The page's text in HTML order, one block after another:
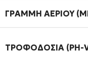
ΓΡΑΜΜΉ ΑΕΡΊΟΥ
ΤΡΟΦΟΔΟΣΊΑ (PH-